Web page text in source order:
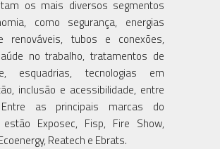
os mais diversos segmentos
como segurança, energias
renováveis, tubos e conexões,
no trabalho, tratamentos de
esquadrias, tecnologias em
inclusão e acessibilidade, entre
as principais marcas do
Exposec, Fisp, Fire Show,
Reatech e Ebrats.